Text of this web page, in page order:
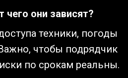
чего они зависят?
техники, погоды
чтобы подрядчик
по срокам реальны.